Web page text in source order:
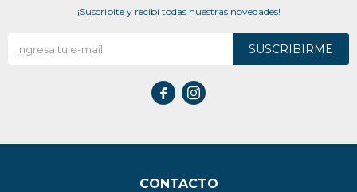
CONTACTO
¡Suscribite y recibí todas nuestras novedades!
SUSCRIBIRME
 